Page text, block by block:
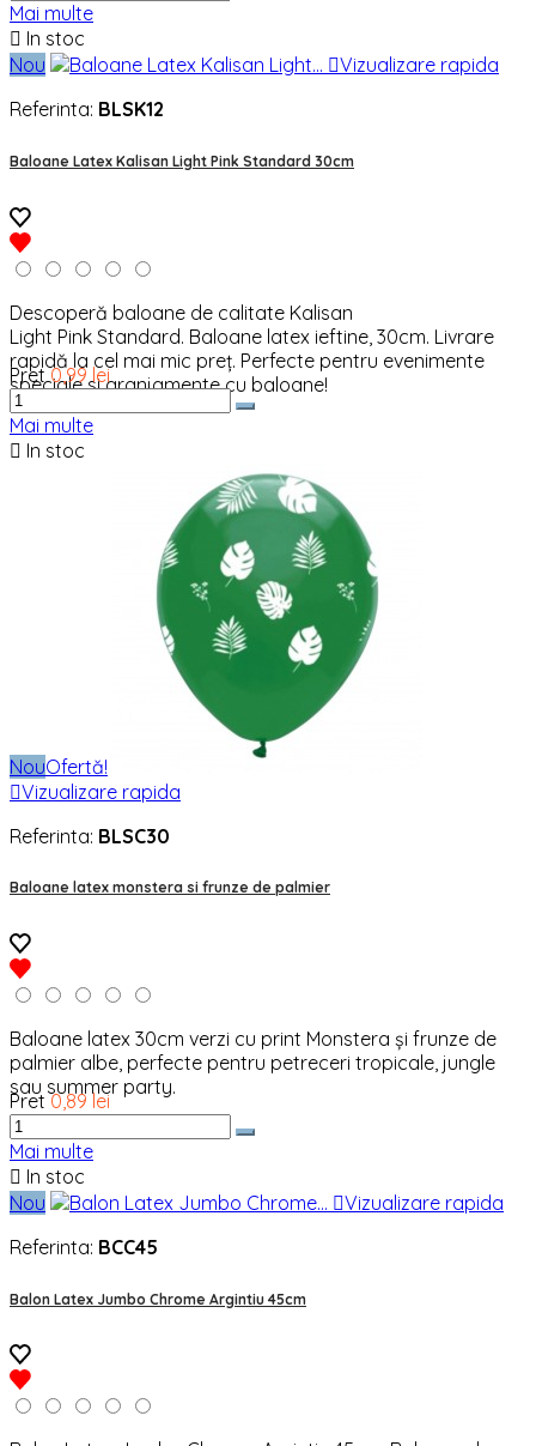
Mai multe
 In stoc
Nou
Vizualizare rapida
Referinta: BLSK12
Baloane Latex Kalisan Light Pink Standard 30cm
Descoperă baloane de calitate Kalisan
Light Pink Standard. Baloane latex ieftine, 30cm. Livrare
rapidă la cel mai mic preț. Perfecte pentru evenimente
speciale si aranjamente cu baloane!
Pret 0,99 lei
Mai multe
 In stoc
NouOfertă!
Vizualizare rapida
Referinta: BLSC30
Baloane latex monstera si frunze de palmier
Baloane latex 30cm verzi cu print Monstera și frunze de
palmier albe, perfecte pentru petreceri tropicale, jungle
sau summer party.
Pret 0,89 lei
Mai multe
 In stoc
Nou
Vizualizare rapida
Referinta: BCC45
Balon Latex Jumbo Chrome Argintiu 45cm